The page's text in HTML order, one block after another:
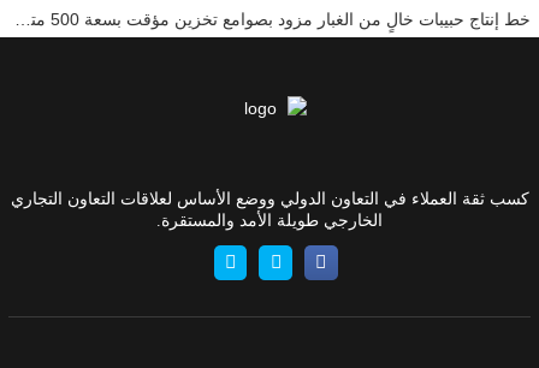
كسب ثقة العملاء في التعاون الدولي ووضع الأساس لعلاقات التعاون التجاري
الخارجي طويلة الأمد والمستقرة.